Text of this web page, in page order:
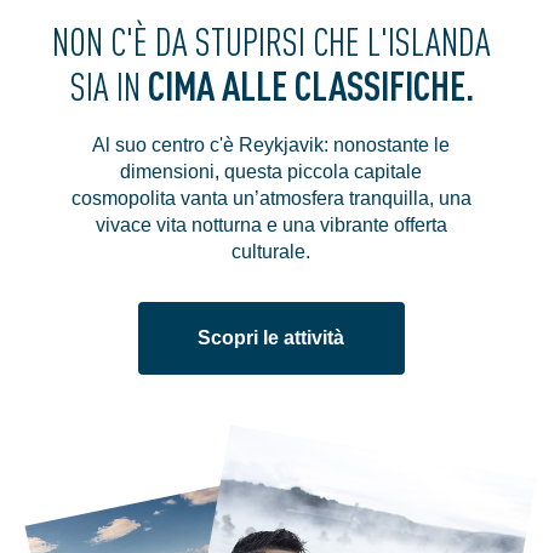
NON C'È DA STUPIRSI CHE L'ISLANDA
SIA IN CIMA ALLE CLASSIFICHE.
Al suo centro c'è Reykjavik: nonostante le
dimensioni, questa piccola capitale
cosmopolita vanta un’atmosfera tranquilla, una
vivace vita notturna e una vibrante offerta
culturale.
Scopri le attività